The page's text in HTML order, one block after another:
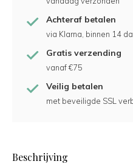
Achteraf betalen
via Klarna, binnen 14
Gratis verzending
vanaf €75
Veilig betalen
met beveiligde SSL
Beschrijving